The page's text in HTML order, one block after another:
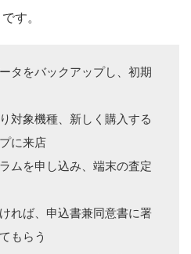
す。
タをバックアップし、初期
対象機種、新しく購入する
に来店
ムを申し込み、端末の査定
れば、申込書兼同意書に署
もらう